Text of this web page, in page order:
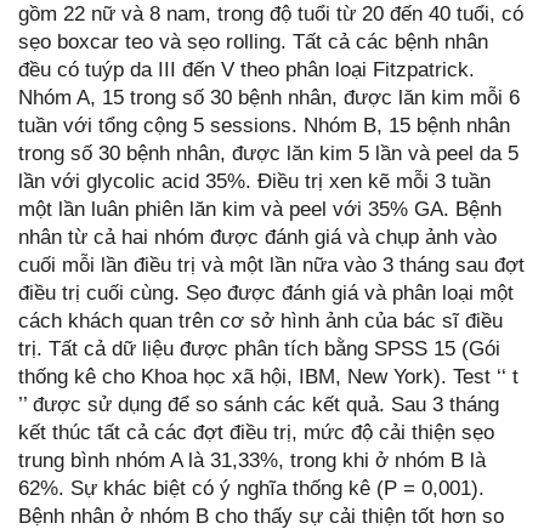
gồm 22 nữ và 8 nam, trong độ tuổi từ 20 đến 40 tuổi, có
sẹo boxcar teo và sẹo rolling. Tất cả các bệnh nhân
đều có tuýp da III đến V theo phân loại Fitzpatrick.
Nhóm A, 15 trong số 30 bệnh nhân, được lăn kim mỗi 6
tuần với tổng cộng 5 sessions. Nhóm B, 15 bệnh nhân
trong số 30 bệnh nhân, được lăn kim 5 lần và peel da 5
lần với glycolic acid 35%. Điều trị xen kẽ mỗi 3 tuần
một lần luân phiên lăn kim và peel với 35% GA. Bệnh
nhân từ cả hai nhóm được đánh giá và chụp ảnh vào
cuối mỗi lần điều trị và một lần nữa vào 3 tháng sau đợt
điều trị cuối cùng. Sẹo được đánh giá và phân loại một
cách khách quan trên cơ sở hình ảnh của bác sĩ điều
trị. Tất cả dữ liệu được phân tích bằng SPSS 15 (Gói
thống kê cho Khoa học xã hội, IBM, New York). Test ‘‘ t
’’ được sử dụng để so sánh các kết quả. Sau 3 tháng
kết thúc tất cả các đợt điều trị, mức độ cải thiện sẹo
trung bình nhóm A là 31,33%, trong khi ở nhóm B là
62%. Sự khác biệt có ý nghĩa thống kê (P = 0,001).
Bệnh nhân ở nhóm B cho thấy sự cải thiện tốt hơn so